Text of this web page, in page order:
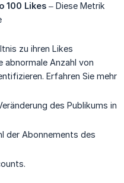
100 Likes – Diese Metrik
zu ihren Likes
abnormale Anzahl von
Erfahren Sie mehr
des Publikums in
der Abonnements des